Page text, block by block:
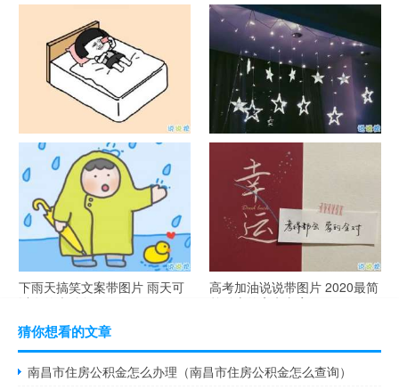
官宣恋爱的说说配图 官宣句子
抖音摆地摊文案 摆地摊的搞笑
说说带图片
谐音梗土味情话大全带图片 油
腻搞笑的土味情话
很酷的霸气句子带图片 最新霸
气说说高冷范
下雨天搞笑文案带图片 雨天可
以发的幽默句子
高考加油说说带图片 2020最简
单励志的高考文案
猜你想看的文章
南昌市住房公积金怎么办理（南昌市住房公积金怎么查询）